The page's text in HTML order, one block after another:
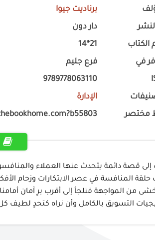
برناديت جيوا
دار دون
الكتاب 21*14
في فرع جليم
9789778063110
الإدارة
مختصر
قصة دائمة يتحدث عنها العملاء
المنافسة في عصر الابتكارات وزحام
المواجهة فنلجأ إلى أقرب برِ آمان
التسويق بالكامل وأن نراه كتحدٍ